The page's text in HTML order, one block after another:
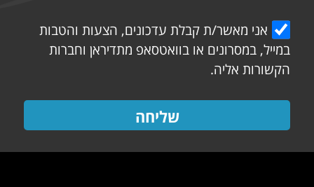
אני מאשר/ת קבלת עדכונים, הצעות והטבות
במייל, במסרונים או בוואטסאפ מתדיראן וחברות
הקשורות אליה.
שליחה